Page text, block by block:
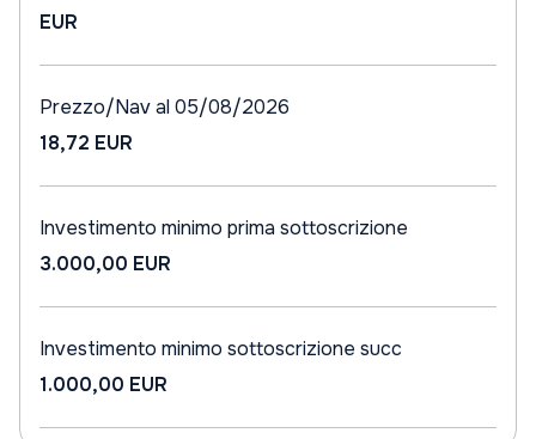
EUR
Prezzo/Nav al 05/08/2026
18,72 EUR
Investimento minimo prima sottoscrizione
3.000,00 EUR
Investimento minimo sottoscrizione succ
1.000,00 EUR